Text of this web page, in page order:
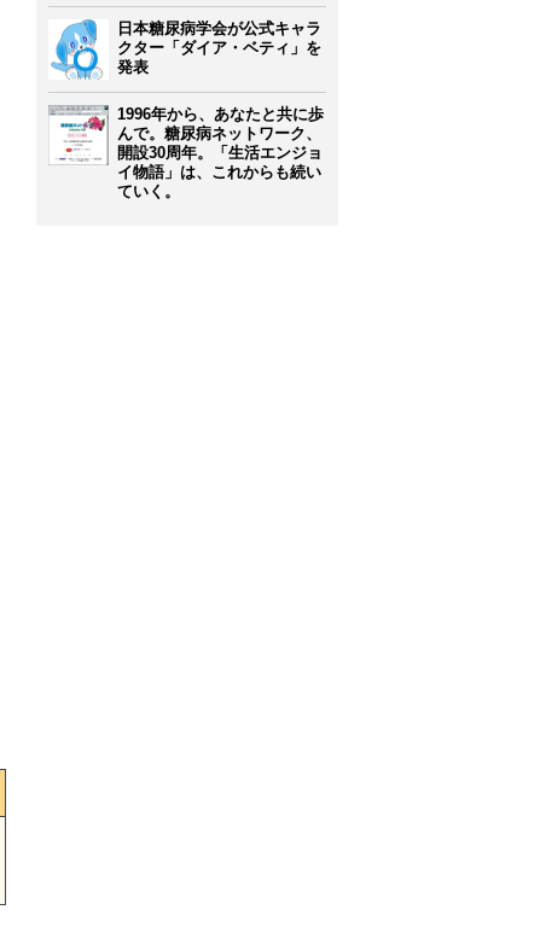
日本糖尿病学会が公式キャラ
クター「ダイア・ベティ」を
発表
1996年から、あなたと共に歩
んで。糖尿病ネットワーク、
開設30周年。「生活エンジョ
イ物語」は、これからも続い
ていく。